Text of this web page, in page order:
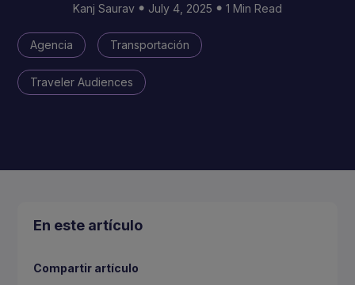
Kanj Saurav July 4, 2025 1 Min Read
Agencia Transportación
Traveler Audiences
En este artículo
Compartir artículo